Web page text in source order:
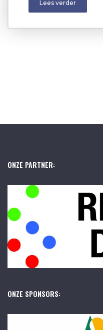
Lees verder
ONZE PARTNER:
ONZE SPONSORS: